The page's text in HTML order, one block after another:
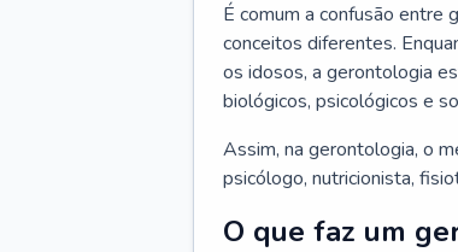
É comum a confusão entre
conceitos diferentes.
os idosos, a gerontologia
biológicos, psicológicos e
Assim, na gerontologia, o
psicólogo, nutricionista,
O que faz um